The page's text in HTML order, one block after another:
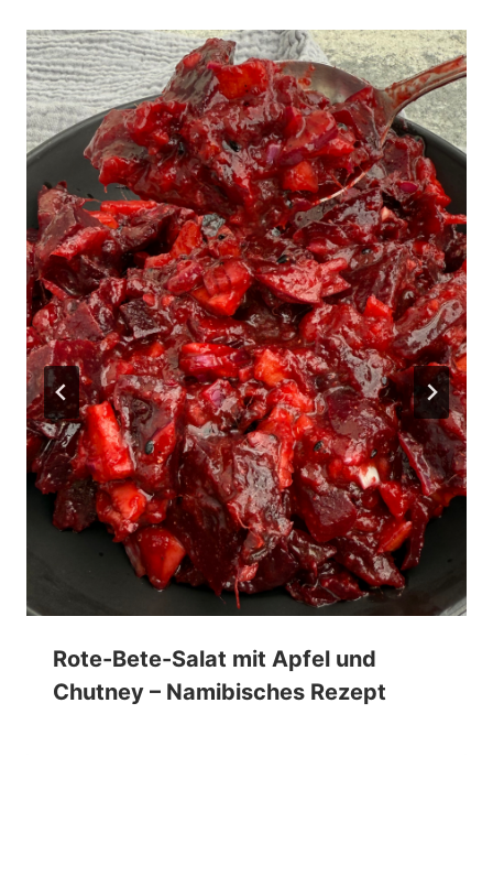
Rote-Bete-Salat mit Apfel und
Chutney – Namibisches Rezept